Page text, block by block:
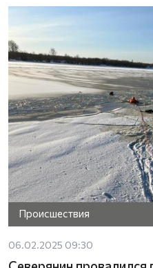
Происшествия
06.02.2025 09:30